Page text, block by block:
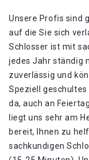
Unsere Profis sind
auf die Sie sich
Schlosser ist mit
jedes Jahr ständig
zuverlässig und
Speziell geschultes
da, auch an
liegt uns sehr am
bereit, Ihnen zu
sachkundigen